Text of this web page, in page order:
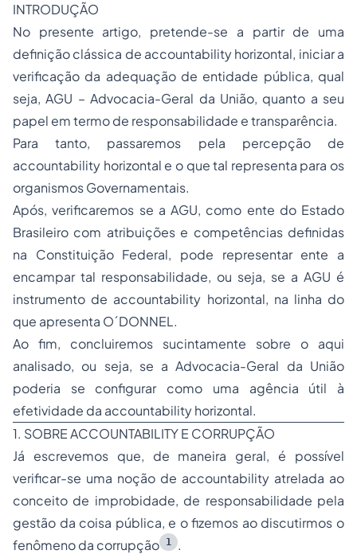
INTRODUÇÃO
No presente artigo, pretende-se a partir de uma
definição clássica de accountabilityhorizontal, iniciar a
verificação da adequação de entidade pública, qual
seja, AGU – Advocacia-Geral da União, quanto a seu
papel em termo de responsabilidade e transparência.
Para tanto, passaremos pela percepção de
accountability horizontal e o que tal representa para os
organismos Governamentais.
Após, verificaremos se a AGU, como ente do Estado
Brasileiro com atribuições e competências definidas
na Constituição Federal, pode representar ente a
encampar tal responsabilidade, ou seja, se a AGU é
instrumento de accountability horizontal, na linha do
que apresenta O´DONNEL.
Ao fim, concluiremos sucintamente sobre o aqui
analisado, ou seja, se a Advocacia-Geral da União
poderia se configurar como uma agência útil à
efetividade da accountabilityhorizontal.
1. SOBREACCOUNTABILITYE CORRUPÇÃO
Já escrevemos que, de maneira geral, é possível
verificar-se uma noção de accountability atrelada ao
conceito de improbidade, de responsabilidade pela
gestão da coisa pública, e o fizemos ao discutirmos o
fenômeno da corrupção
1
.